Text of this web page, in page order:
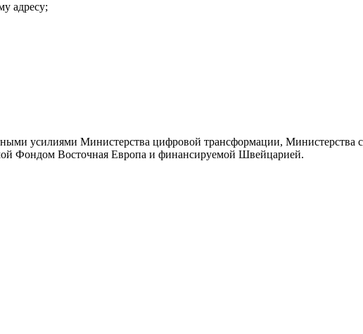
адресу;
усилиями Министерства цифровой трансформации, Министерства
Фондом Восточная Европа и финансируемой Швейцарией.